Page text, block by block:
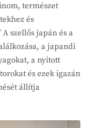
természet
és
szellős japán és a
a japandi
a nyitott
és ezek igazán
állítja